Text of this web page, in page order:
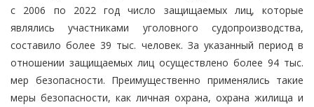
с 2006 по 2022 год число защищаемых лиц, которые
являлись участниками уголовного судопроизводства,
составило более 39 тыс. человек. За указанный период в
отношении защищаемых лиц осуществлено более 94 тыс.
мер безопасности. Преимущественно применялись такие
меры безопасности, как личная охрана, охрана жилища и